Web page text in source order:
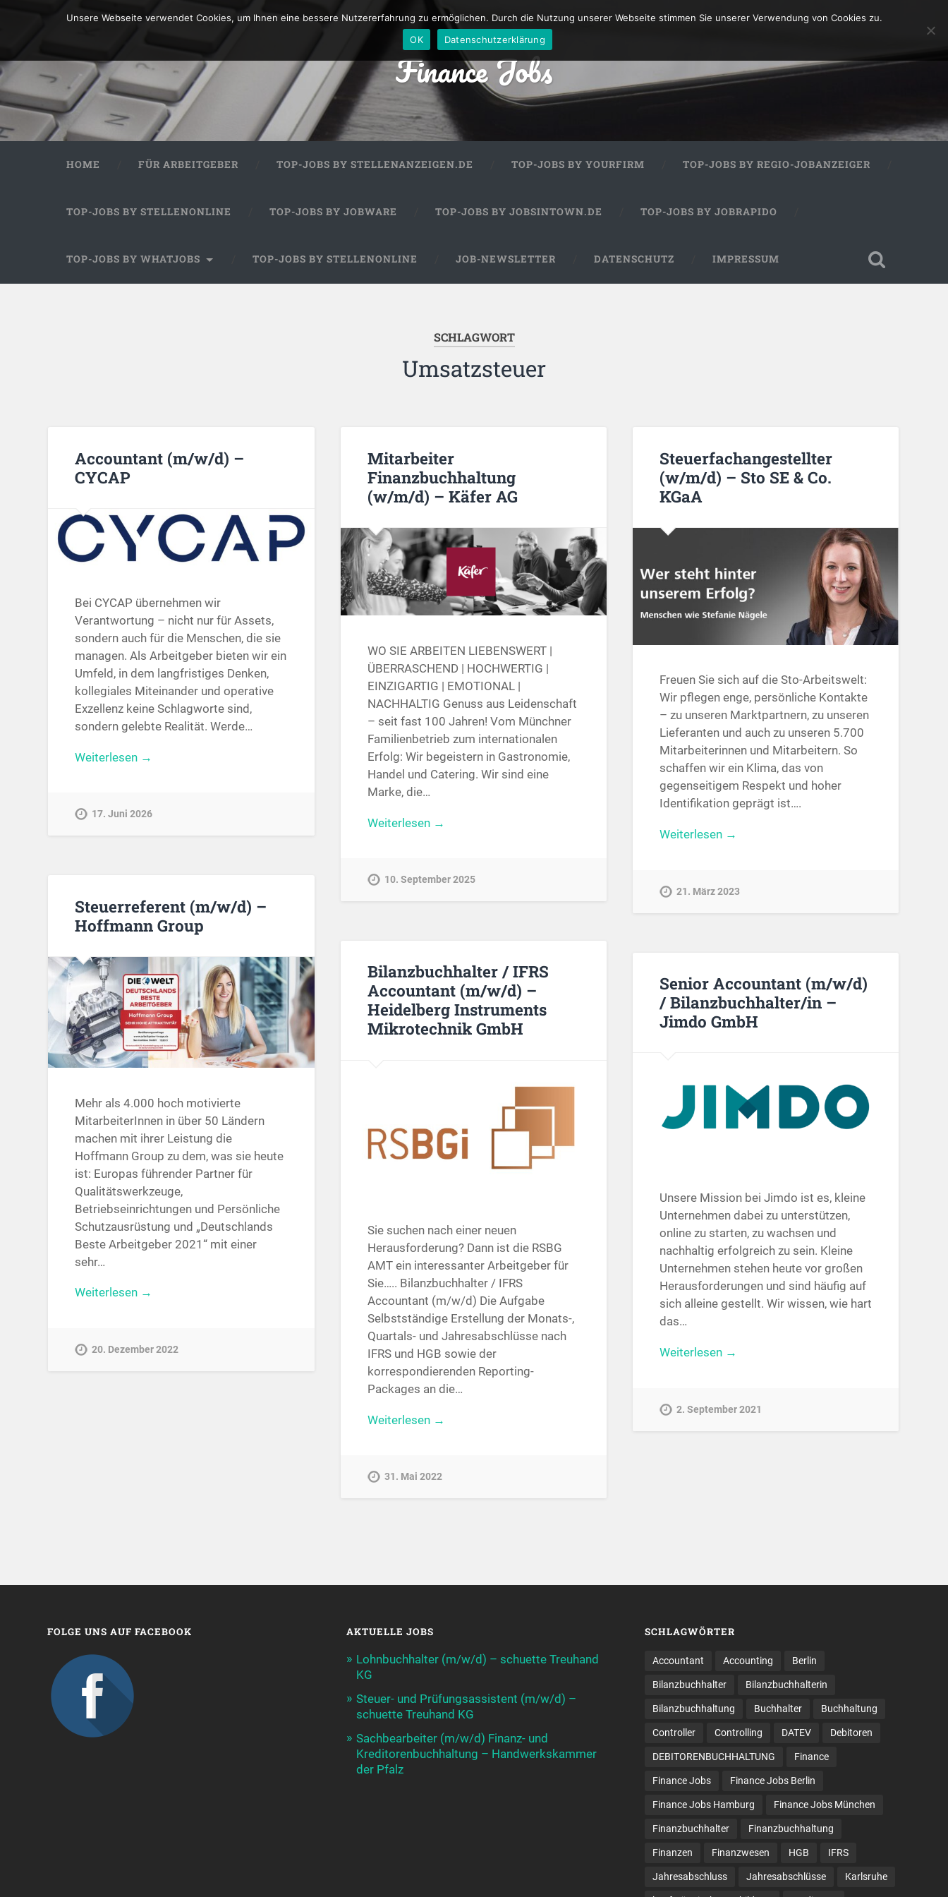
Finance Jobs
HOME FÜR ARBEITGEBER TOP-JOBS BY STELLENANZEIGEN.DE TOP-JOBS BY YOURFIRM TOP-JOBS BY REGIO-JOBANZEIGER
TOP-JOBS BY STELLENONLINE TOP-JOBS BY JOBWARE TOP-JOBS BY JOBSINTOWN.DE TOP-JOBS BY JOBRAPIDO
TOP-JOBS BY WHATJOBS TOP-JOBS BY STELLENONLINE JOB-NEWSLETTER DATENSCHUTZ IMPRESSUM
SCHLAGWORT
Umsatzsteuer
Accountant (m/w/d) –
CYCAP
Bei CYCAP übernehmen wir
Verantwortung – nicht nur für Assets,
sondern auch für die Menschen, die sie
managen. Als Arbeitgeber bieten wir ein
Umfeld, in dem langfristiges Denken,
kollegiales Miteinander und operative
Exzellenz keine Schlagworte sind,
sondern gelebte Realität. Werde…
Weiterlesen →
17. Juni 2026
Mitarbeiter
Finanzbuchhaltung
(w/m/d) – Käfer AG
WO SIE ARBEITEN LIEBENSWERT |
ÜBERRASCHEND | HOCHWERTIG |
EINZIGARTIG | EMOTIONAL |
NACHHALTIG Genuss aus Leidenschaft
– seit fast 100 Jahren! Vom Münchner
Familienbetrieb zum internationalen
Erfolg: Wir begeistern in Gastronomie,
Handel und Catering. Wir sind eine
Marke, die…
Weiterlesen →
10. September 2025
Steuerfachangestellter
(w/m/d) – Sto SE & Co.
KGaA
Freuen Sie sich auf die Sto-Arbeitswelt:
Wir pflegen enge, persönliche Kontakte
– zu unseren Marktpartnern, zu unseren
Lieferanten und auch zu unseren 5.700
Mitarbeiterinnen und Mitarbeitern. So
schaffen wir ein Klima, das von
gegenseitigem Respekt und hoher
Identifikation geprägt ist….
Weiterlesen →
21. März 2023
Steuerreferent (m/w/d) –
Hoffmann Group
Mehr als 4.000 hoch motivierte
MitarbeiterInnen in über 50 Ländern
machen mit ihrer Leistung die
Hoffmann Group zu dem, was sie heute
ist: Europas führender Partner für
Qualitätswerkzeuge,
Betriebseinrichtungen und Persönliche
Schutzausrüstung und „Deutschlands
Beste Arbeitgeber 2021“ mit einer
sehr…
Weiterlesen →
20. Dezember 2022
Bilanzbuchhalter / IFRS
Accountant (m/w/d) –
Heidelberg Instruments
Mikrotechnik GmbH
Sie suchen nach einer neuen
Herausforderung? Dann ist die RSBG
AMT ein interessanter Arbeitgeber für
Sie….. Bilanzbuchhalter / IFRS
Accountant (m/w/d) Die Aufgabe
Selbstständige Erstellung der Monats-,
Quartals- und Jahresabschlüsse nach
IFRS und HGB sowie der
korrespondierenden Reporting-
Packages an die…
Weiterlesen →
31. Mai 2022
Senior Accountant (m/w/d)
/ Bilanzbuchhalter/in –
Jimdo GmbH
Unsere Mission bei Jimdo ist es, kleine
Unternehmen dabei zu unterstützen,
online zu starten, zu wachsen und
nachhaltig erfolgreich zu sein. Kleine
Unternehmen stehen heute vor großen
Herausforderungen und sind häufig auf
sich alleine gestellt. Wir wissen, wie hart
das…
Weiterlesen →
2. September 2021
FOLGE UNS AUF FACEBOOK AKTUELLE JOBS
Lohnbuchhalter (m/w/d) – schuette Treuhand
KG
Steuer- und Prüfungsassistent (m/w/d) –
schuette Treuhand KG
Sachbearbeiter (m/w/d) Finanz- und
Kreditorenbuchhaltung – Handwerkskammer
der Pfalz
SCHLAGWÖRTER
Accountant Accounting Berlin
Bilanzbuchhalter Bilanzbuchhalterin
Bilanzbuchhaltung Buchhalter Buchhaltung
Controller Controlling DATEV Debitoren
DEBITORENBUCHHALTUNG Finance
Finance Jobs Finance Jobs Berlin
Finance Jobs Hamburg Finance Jobs München
Finanzbuchhalter Finanzbuchhaltung
Finanzen Finanzwesen HGB IFRS
Jahresabschluss Jahresabschlüsse Karlsruhe
Unsere Webseite verwendet Cookies, um Ihnen eine bessere Nutzererfahrung zu ermöglichen. Durch die Nutzung unserer Webseite stimmen Sie unserer Verwendung von Cookies zu.
OK
Datenschutzerklärung